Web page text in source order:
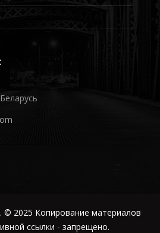
2025 Копирование материалов
ссылки - запрещено.